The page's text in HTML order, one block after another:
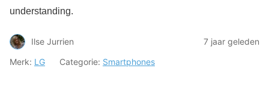
understanding.
Ilse Jurrien
7 jaar geleden
Merk: LG Categorie: Smartphones